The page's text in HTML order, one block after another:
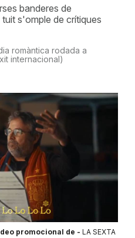
banderes de
s'omple de crítiques
romàntica rodada a
internacional)
promocional de - LA SEXTA